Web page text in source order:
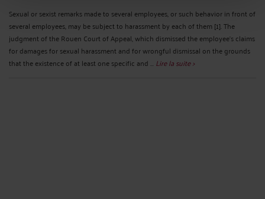
Sexual or sexist remarks made to several employees, or such behavior in front of
several employees, may be subject to harassment by each of them [1]. The
judgment of the Rouen Court of Appeal, which dismissed the employee's claims
for damages for sexual harassment and for wrongful dismissal on the grounds
that the existence of at least one specific and ... Lire la suite >